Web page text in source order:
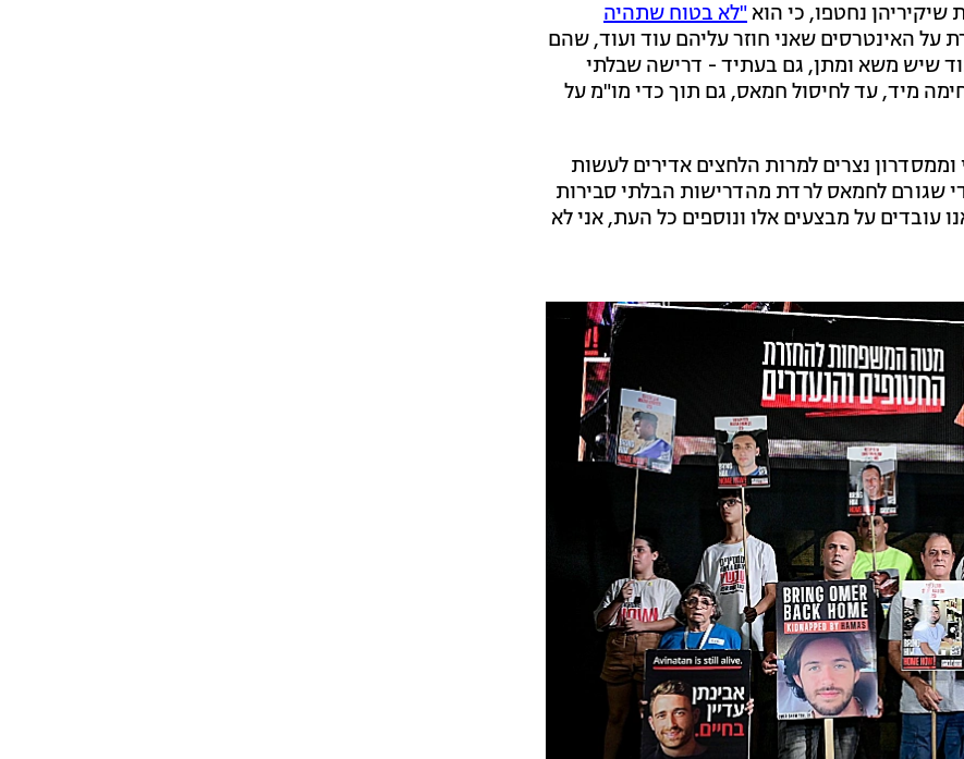
נחטפו, כי הוא"לא בטוח שתהיה
האינטרסים שאני חוזר עליהם עוד ועוד, שהם
שיש משא ומתן, גם בעתיד - דרישה שבלתי
מיד אחרי 42 ימים, נחזור ללחימה מיד, עד לחיסול חמאס, גם תוך כדי מו"מ על
נצרים למרות הלחצים אדירים לעשות
שגורם לחמאס לרדת מהדרישות הבלתי סבירות
עובדים על מבצעים אלו ונוספים כל העת, אני לא